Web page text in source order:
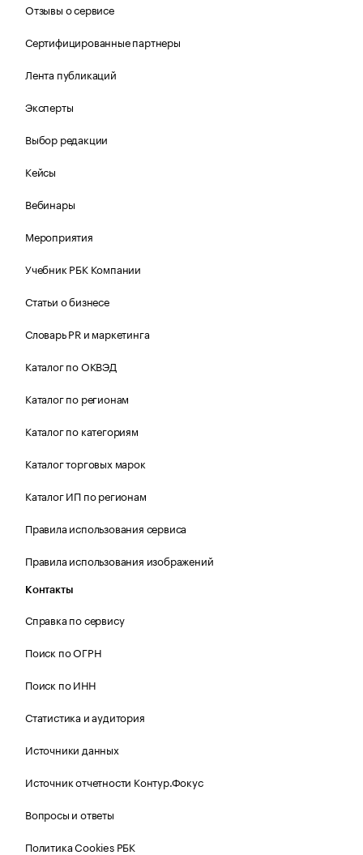
Отзывы о сервисе
Сертифицированные партнеры
Лента публикаций
Эксперты
Выбор редакции
Кейсы
Вебинары
Мероприятия
Учебник РБК Компании
Статьи о бизнесе
Словарь PR и маркетинга
Каталог по ОКВЭД
Каталог по регионам
Каталог по категориям
Каталог торговых марок
Каталог ИП по регионам
Правила использования сервиса
Правила использования изображений
Контакты
Справка по сервису
Поиск по ОГРН
Поиск по ИНН
Статистика и аудитория
Источники данных
Источник отчетности Контур.Фокус
Вопросы и ответы
Политика Cookies РБК